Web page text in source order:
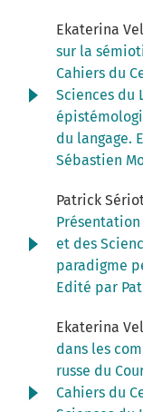
Ekaterina
sur la
Cahiers du
Sciences du
du langage.
Sébastien
Patrick
Présentation
et des
paradigme
Edité par
Ekaterina
dans les
russe du
Cahiers du